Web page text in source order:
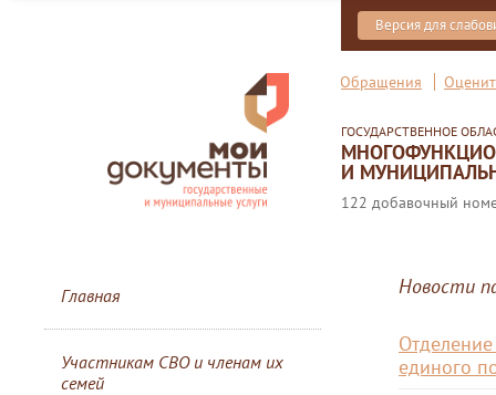
Версия для
Обращения
ГОСУДАРСТВЕННОЕ
И
122 добавочный
Главная
Участникам СВО и членам их
семей
Новости
единого